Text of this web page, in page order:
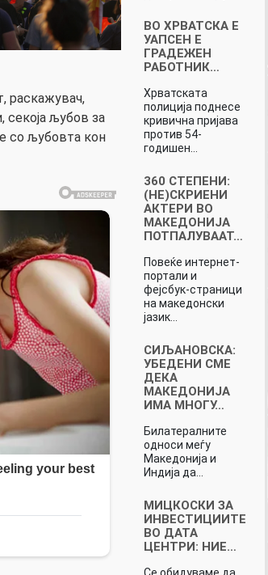
раскажувач,
љубов за
со љубовта кон
ВО ХРВАТСКА Е
УАПСЕН Е
ГРАДЕЖЕН
РАБОТНИК…
Хрватската
полиција поднесе
кривична пријава
против 54-
годишен…
360 СТЕПЕНИ:
(НЕ)СКРИЕНИ
АКТЕРИ ВО
МАКЕДОНИЈА
ПОТПАЛУВААТ…
Повеќе интернет-
портали и
фејсбук-страници
на македонски
јазик…
СИЉАНОВСКА:
УБЕДЕНИ СМЕ
ДЕКА
МАКЕДОНИЈА
ИМА МНОГУ…
Билатералните
односи меѓу
Македонија и
Индија да…
МИЦКОСКИ ЗА
ИНВЕСТИЦИИТЕ
ВО ДАТА
ЦЕНТРИ: НИЕ…
Се обидуваме да